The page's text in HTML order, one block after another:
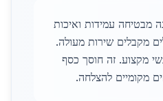
מבטיחה עמידות ואיכות
80 שקלים מקבלים שירות מעולה.
מקצוע. זה חוסך כסף
מקומיים להצלחה.